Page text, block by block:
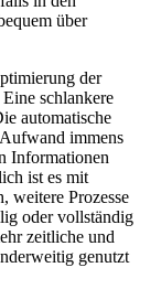
über
der
schlankere
automatische
immens
Informationen
ist es mit
weitere Prozesse
oder vollständig
zeitliche und
genutzt